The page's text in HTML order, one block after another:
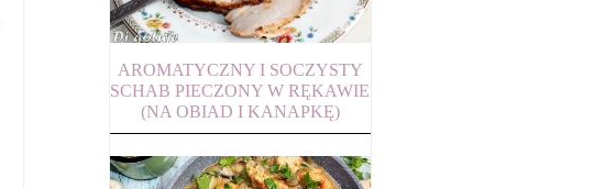
AROMATYCZNY I SOCZYSTY
SCHAB PIECZONY W RĘKAWIE
(NA OBIAD I KANAPKĘ)